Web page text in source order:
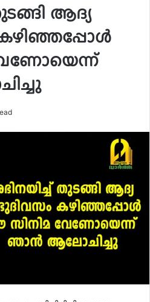
ആദ്യ